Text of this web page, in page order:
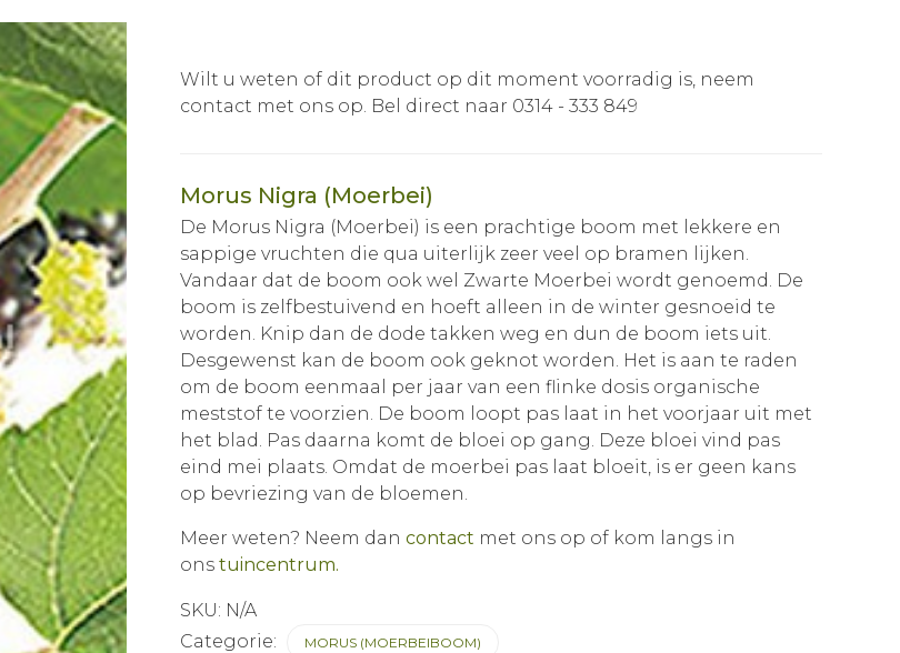
Wilt u weten of dit product op dit moment voorradig is, neem
contact met ons op. Bel direct naar 0314 - 333 849
Morus Nigra (Moerbei)
De Morus Nigra (Moerbei) is een prachtige boom met lekkere en
sappige vruchten die qua uiterlijk zeer veel op bramen lijken.
Vandaar dat de boom ook wel Zwarte Moerbei wordt genoemd. De
boom is zelfbestuivend en hoeft alleen in de winter gesnoeid te
worden. Knip dan de dode takken weg en dun de boom iets uit.
Desgewenst kan de boom ook geknot worden. Het is aan te raden
om de boom eenmaal per jaar van een flinke dosis organische
meststof te voorzien. De boom loopt pas laat in het voorjaar uit met
het blad. Pas daarna komt de bloei op gang. Deze bloei vind pas
eind mei plaats. Omdat de moerbei pas laat bloeit, is er geen kans
op bevriezing van de bloemen.
Meer weten? Neem dancontact met ons op of kom langs in
ons tuincentrum.
SKU: N/A
Categorie:
MORUS (MOERBEIBOOM)